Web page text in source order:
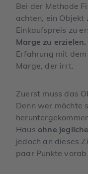
Bei der Methode
achten, ein Objekt
Einkaufspreis zu
Marge zu erzielen.
Erfahrung mit
Marge, der irrt.
Zuerst muss das
Denn wer möchte
Haus ohne
jedoch an dieses
paar Punkte